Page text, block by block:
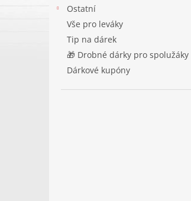
Ostatní
Vše pro leváky
Tip na dárek
🎁 Drobné dárky pro spolužáky
Dárkové kupóny